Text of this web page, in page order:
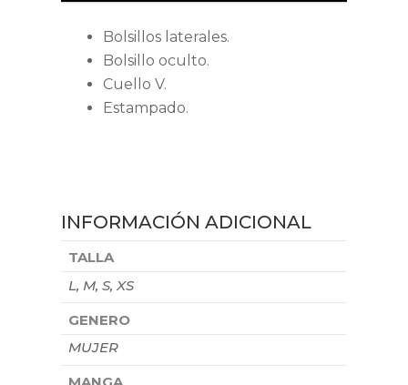
Bolsillos laterales.
Bolsillo oculto.
Cuello V.
Estampado.
INFORMACIÓN ADICIONAL
TALLA
L, M, S, XS
GENERO
MUJER